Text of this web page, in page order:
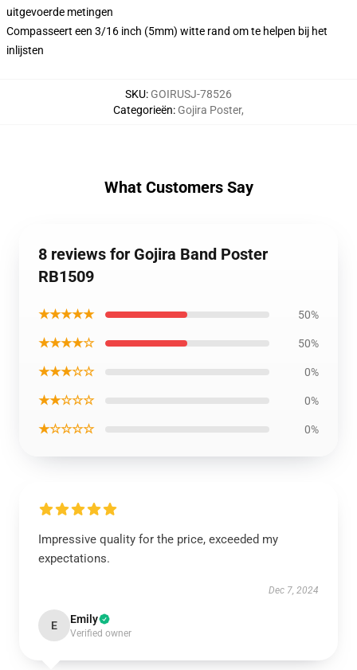
uitgevoerde metingen
Compasseert een 3/16 inch (5mm) witte rand om te helpen bij het
inlijsten
SKU: GOIRUSJ-78526
Categorieën: Gojira Poster,
What Customers Say
8 reviews for Gojira Band Poster
RB1509
★★★★★ 50%
★★★★☆ 50%
★★★☆☆ 0%
★★☆☆☆ 0%
★☆☆☆☆ 0%
Impressive quality for the price, exceeded my
expectations.
Dec 7, 2024
E Emily
Verified owner